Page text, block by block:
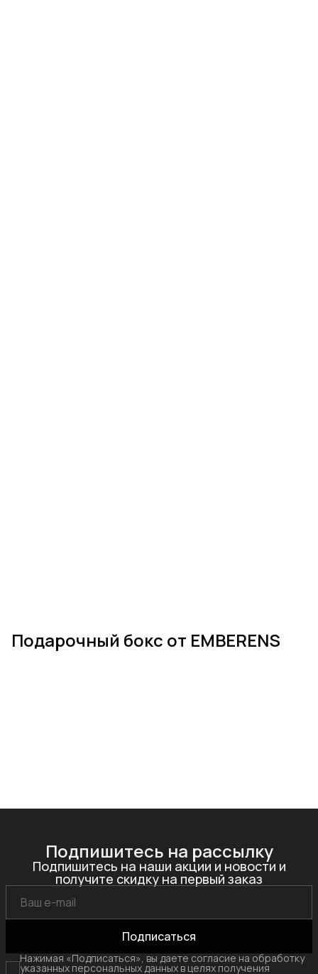
Подарочный бокс от EMBERENS
Подпишитесь на рассылку
Подпишитесь на наши акции и новости и
получите скидку на первый заказ
Подписаться
Нажимая «Подписаться», вы даете согласие на обработку
указанных персональных данных в целях получения